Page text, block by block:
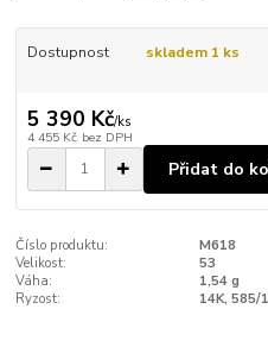
Dostupnost skladem 1 ks
5 390 Kč/ks
4 455 Kč bez DPH
Přidat do
Číslo produktu:
M618
Velikost:
53
Váha:
1,54 g
Ryzost:
14K, 585/